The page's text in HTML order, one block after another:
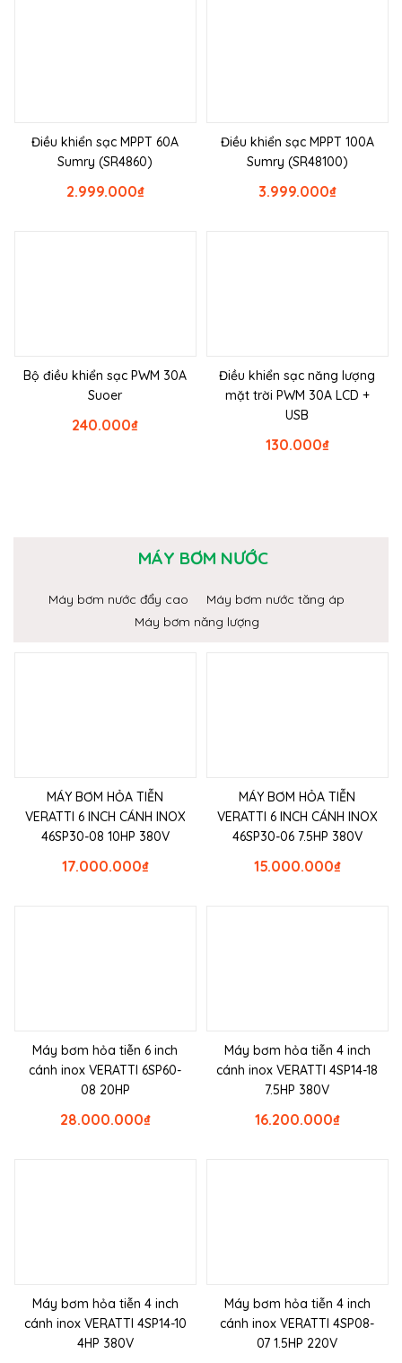
Điều khiển sạc MPPT 60A
Sumry (SR4860)
₫
2.999.000
Điều khiển sạc MPPT 100A
Sumry (SR48100)
₫
3.999.000
Bộ điều khiển sạc PWM 30A
Suoer
₫
240.000
Điều khiển sạc năng lượng
mặt trời PWM 30A LCD +
USB
₫
130.000
MÁY BƠM NƯỚC
Máy bơm nước đẩy cao
Máy bơm nước tăng áp
Máy bơm năng lượng
MÁY BƠM HỎA TIỄN
VERATTI 6 INCH CÁNH INOX
46SP30-08 10HP 380V
₫
17.000.000
MÁY BƠM HỎA TIỄN
VERATTI 6 INCH CÁNH INOX
46SP30-06 7.5HP 380V
₫
15.000.000
Máy bơm hỏa tiễn 6 inch
cánh inox VERATTI 6SP60-
08 20HP
₫
28.000.000
Máy bơm hỏa tiễn 4 inch
cánh inox VERATTI 4SP14-18
7.5HP 380V
₫
16.200.000
Máy bơm hỏa tiễn 4 inch
cánh inox VERATTI 4SP14-10
4HP 380V
Máy bơm hỏa tiễn 4 inch
cánh inox VERATTI 4SP08-
07 1.5HP 220V